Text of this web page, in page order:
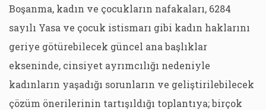
Boşanma, kadın ve çocukların nafakaları, 6284
sayılı Yasa ve çocuk istismarı gibi kadın haklarını
geriye götürebilecek güncel ana başlıklar
ekseninde, cinsiyet ayrımcılığı nedeniyle
kadınların yaşadığı sorunların ve geliştirilebilecek
çözüm önerilerinin tartışıldığı toplantıya; birçok